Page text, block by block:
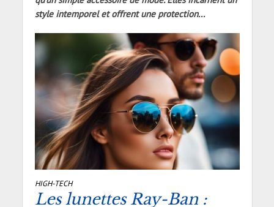
style intemporel et offrent une protection...
HIGH-TECH
Les lunettes Ray-Ban :